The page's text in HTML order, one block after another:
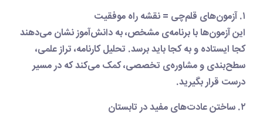
این آزمون‌ها با برنامه‌ی مشخص، به دانش‌آموز نشان می‌دهند
کجا ایستاده و به کجا باید برسد. تحلیل کارنامه، تراز علمی،
سطح‌بندی و مشاوره‌ی تخصصی، کمک می‌کند که در مسیر
درست قرار بگیرید.